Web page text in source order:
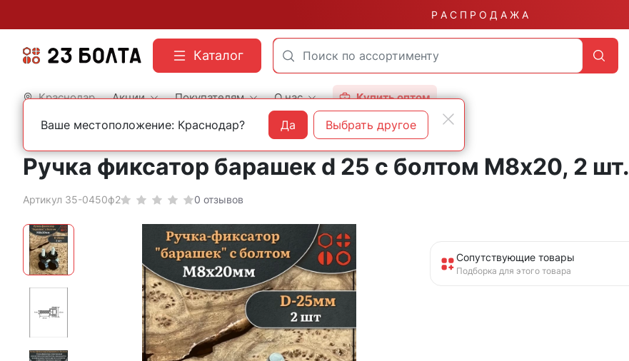
Р А С П Р О Д А Ж А
Каталог
Краснодар Акции Покупателям О нас Купить оптом
Главная Фасованный крепеж Мебельный крепеж
Ручка фиксатор барашек d 25 с болтом М8х20, 2 шт.
Артикул 35-0450ф2 0 отзывов
Сопутствующие товары
Подборка для этого товара
Ваше местоположение: Краснодар? Да Выбрать другое